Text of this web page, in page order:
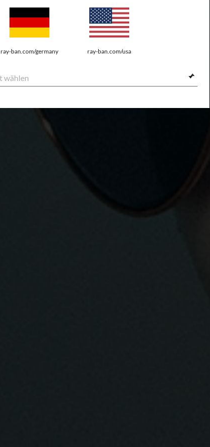
ray-ban.com/germany ray-ban.com/usa
wählen